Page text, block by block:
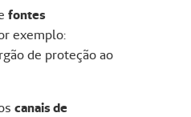
fontes
exemplo:
de proteção ao
canais de